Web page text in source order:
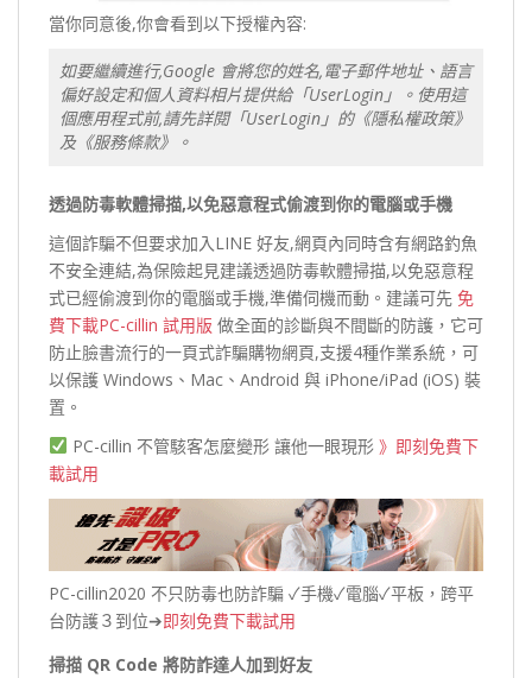
當你同意後,你會看到以下授權內容:
如要繼續進行,Google 會將您的姓名,電子郵件地址、語言
偏好設定和個人資料相片提供給「UserLogin」。使用這
個應用程式前,請先詳閱「UserLogin」的《隱私權政策》
及《服務條款》。
透過防毒軟體掃描,以免惡意程式偷渡到你的電腦或手機
這個詐騙不但要求加入LINE 好友,網頁內同時含有網路釣魚
不安全連結,為保險起見建議透過防毒軟體掃描,以免惡意程
式已經偷渡到你的電腦或手機,準備伺機而動。建議可先 免
費下載PC-cillin 試用版 做全面的診斷與不間斷的防護，它可
防止臉書流行的一頁式詐騙購物網頁,支援4種作業系統，可
以保護 Windows、Mac、Android 與 iPhone/iPad (iOS) 裝
置。
PC-cillin 不管駭客怎麼變形 讓他一眼現形》即刻免費下
載試用
PC-cillin2020 不只防毒也防詐騙 ✓手機✓電腦✓平板，跨平
台防護３到位➔即刻免費下載試用
掃描 QR Code 將防詐達人加到好友